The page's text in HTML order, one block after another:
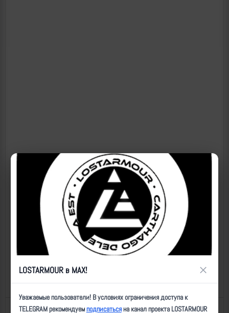
LOSTARMOUR в MAX! ×
Уважаемые пользователи! В условиях ограничения доступа к
TELEGRAM рекомендуемподписатьсяна канал проекта LOSTARMOUR